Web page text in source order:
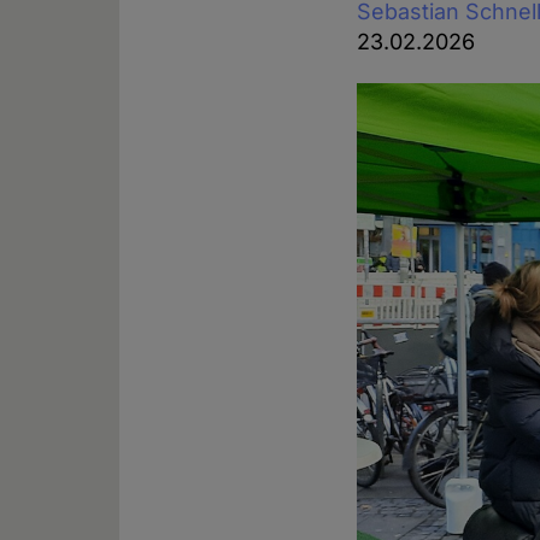
Sebastian
23.02.2026